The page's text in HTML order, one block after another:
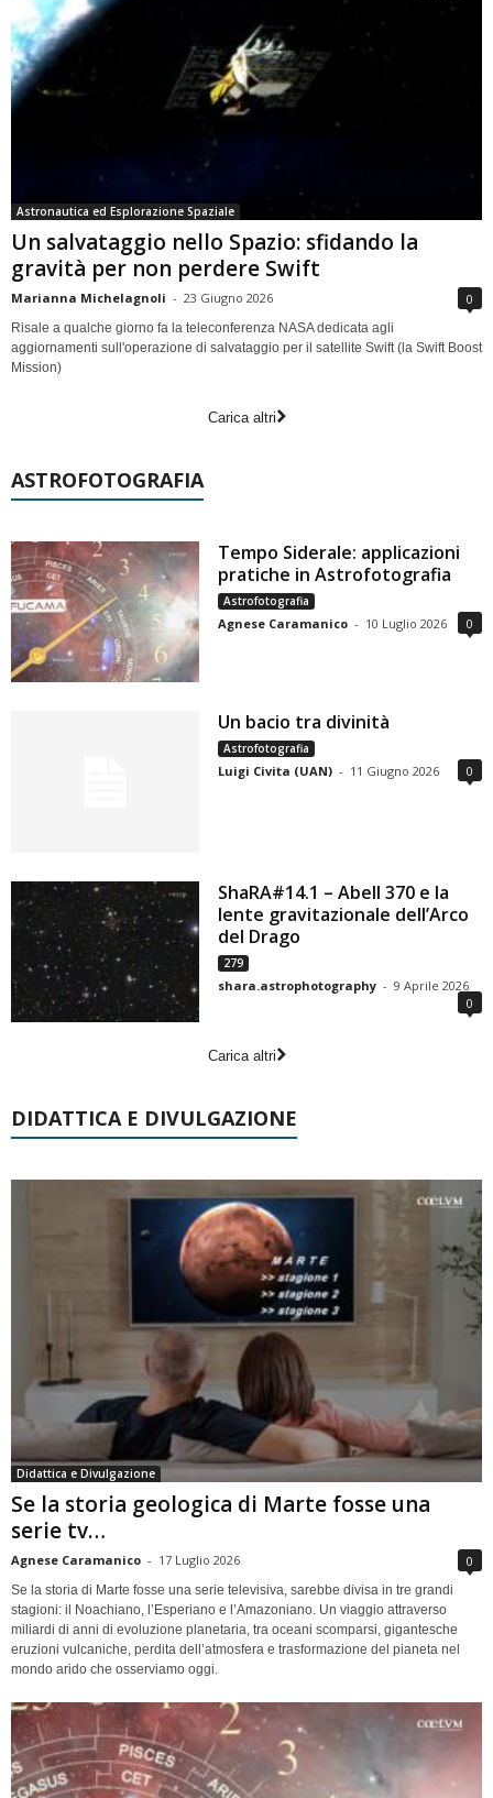
Astronautica ed Esplorazione Spaziale
Un salvataggio nello Spazio: sfidando la
gravità per non perdere Swift
Marianna Michelagnoli - 23 Giugno 2026 0
Risale a qualche giorno fa la teleconferenza NASA dedicata agli
aggiornamenti sull'operazione di salvataggio per il satellite Swift (la Swift Boost
Mission)
Carica altri
ASTROFOTOGRAFIA
Tempo Siderale: applicazioni
pratiche in Astrofotografia
Astrofotografia
Agnese Caramanico - 10 Luglio 2026 0
Un bacio tra divinità
Astrofotografia
Luigi Civita (UAN) - 11 Giugno 2026 0
ShaRA#14.1 – Abell 370 e la
lente gravitazionale dell’Arco
del Drago
279
shara.astrophotography - 9 Aprile 2026
0
Carica altri
DIDATTICA E DIVULGAZIONE
Didattica e Divulgazione
Se la storia geologica di Marte fosse una
serie tv…
Agnese Caramanico - 17 Luglio 2026 0
Se la storia di Marte fosse una serie televisiva, sarebbe divisa in tre grandi
stagioni: il Noachiano, l’Esperiano e l’Amazoniano. Un viaggio attraverso
miliardi di anni di evoluzione planetaria, tra oceani scomparsi, gigantesche
eruzioni vulcaniche, perdita dell’atmosfera e trasformazione del pianeta nel
mondo arido che osserviamo oggi.